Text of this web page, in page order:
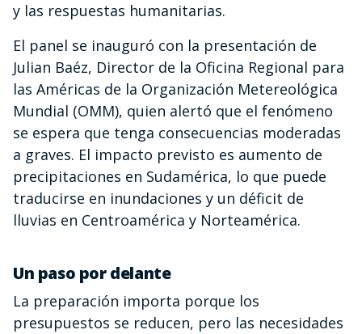
y las respuestas humanitarias.
El panel se inauguró con la presentación de
Julian Baéz, Director de la Oficina Regional para
las Américas de la Organización Metereológica
Mundial (OMM), quien alertó que el fenómeno
se espera que tenga consecuencias moderadas
a graves. El impacto previsto es aumento de
precipitaciones en Sudamérica, lo que puede
traducirse en inundaciones y un déficit de
lluvias en Centroamérica y Norteamérica.
Un paso por delante
La preparación importa porque los
presupuestos se reducen, pero las necesidades